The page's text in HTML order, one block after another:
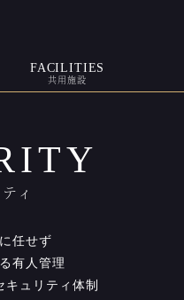
FACILITIES
共用施設
ィ
任せず
有人管理
ュリティ体制